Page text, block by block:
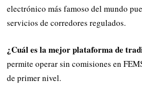
electrónico más famoso del mundo
servicios de corredores regulados.
¿Cuál es la mejor plataforma de
permite operar sin comisiones en
de primer nivel.